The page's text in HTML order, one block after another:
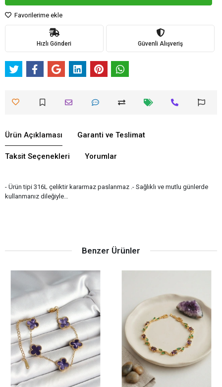
Favorilerime ekle
Hızlı Gönderi Güvenli Alışveriş
Ürün Açıklaması Garanti ve Teslimat
Taksit Seçenekleri Yorumlar
- Ürün tipi 316L çeliktir kararmaz paslanmaz .- Sağlıklı ve mutlu günlerde
kullanmanız dileğiyle…
Benzer Ürünler